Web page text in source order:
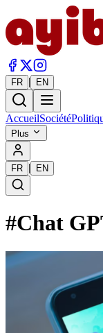
FR | EN
AccueilSociété
Plus
FR | EN
#Chat